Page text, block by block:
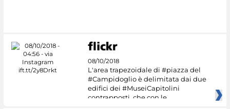
08/10/2018
L'area trapezoidale di #piazza del
#Campidoglio è delimitata dai due
edifici dei #MuseiCapitolini
contrapposti, che con le